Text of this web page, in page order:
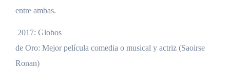
entre ambas.
2017: Globos
de Oro: Mejor película comedia o musical y actriz (Saoirse
Ronan)